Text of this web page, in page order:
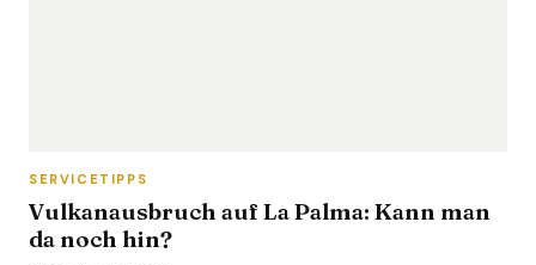
SERVICETIPPS
Vulkanausbruch auf La Palma: Kann man
da noch hin?